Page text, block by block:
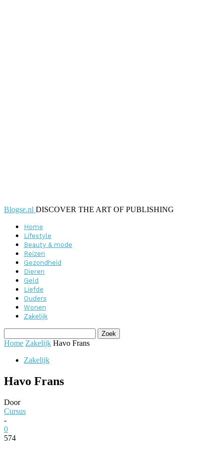
Blogse.nl DISCOVER THE ART OF PUBLISHING
Home
Lifestyle
Beauty & mode
Reizen
Gezondheid
Dieren
Geld
Liefde
Ouders
Wonen
Zakelijk
Home Zakelijk Havo Frans
Zakelijk
Havo Frans
Door
Cursus
-
0
574